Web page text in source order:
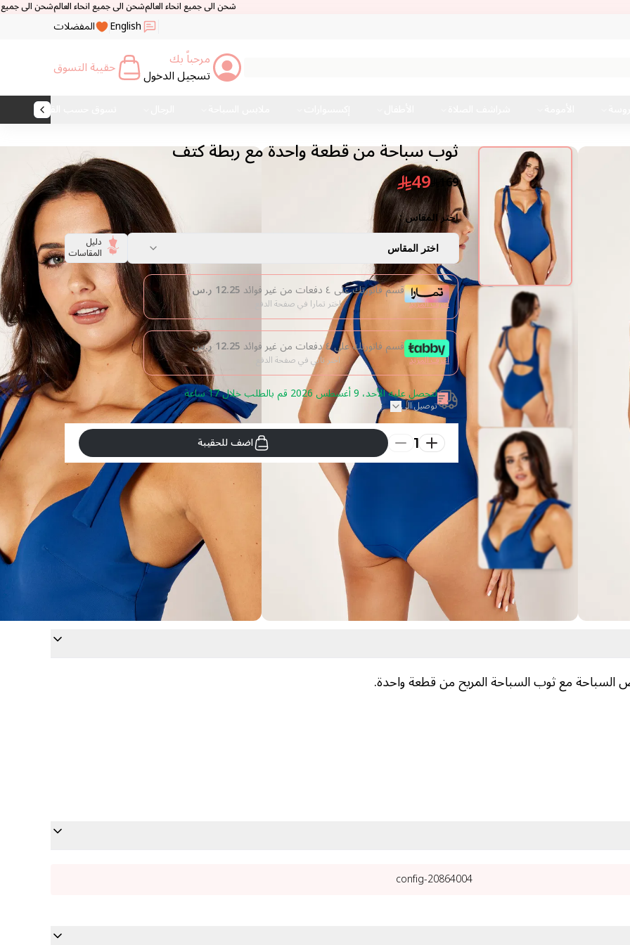
شحن الى جميع انحاء العالمشحن الى جميع انحاء العالمشحن الى جميع انحاء العالمشحن
English المفضلات
مرحباً بك
تسجيل الدخول حقيبة التسوق
تسوق حسب القماش
ثوب سباحة من قطعة واحدة مع ربطة كتف
169
49
اختر المقاس :
اختر المقاس دليل
المقاسات
قسم فاتورتك على ٤ دفعات من غير فوائد 12.25 ر.س
اختر تمارا في صفحة الدفع اعرف المزيد
قسم فاتورتك على ٤ دفعات من غير فوائد 12.25 ر.س
اختر تابي في صفحة الدفع اعرف المزيد
لتحصل عليه الأحد، 9 أغسطس 2026 قم بالطلب خلال 17 ساعة
توصيل الى
1 اضف للحقيبة
مع ثوب السباحة المريح من قطعة واحدة.
20864004-config